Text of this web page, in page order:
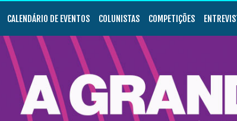
CALENDÁRIO DE EVENTOS COLUNISTAS COMPETIÇÕES